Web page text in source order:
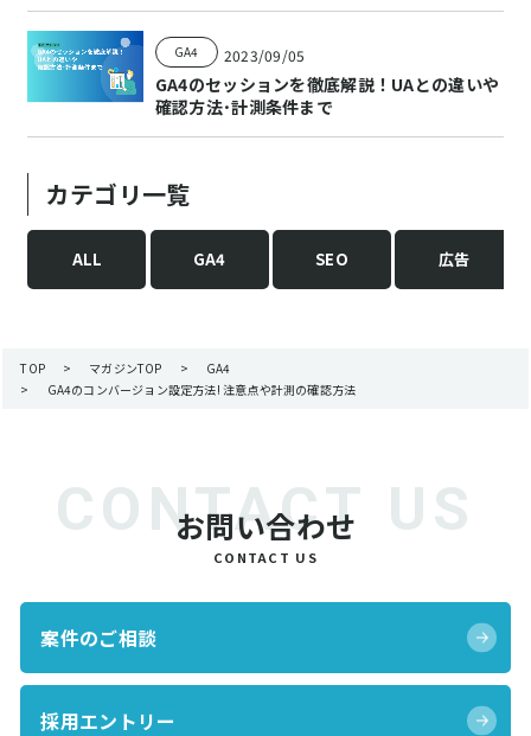
GA4 2023/09/05
GA4のセッションを徹底解説！UAとの違いや
確認方法･計測条件まで
カテゴリ一覧
ALL GA4 SEO 広告
TOP > マガジンTOP >
GA4
>
GA4のコンバージョン設定方法! 注意点や計測の確認方法
お問い合わせ
CONTACT US
案件のご相談
採用エントリー